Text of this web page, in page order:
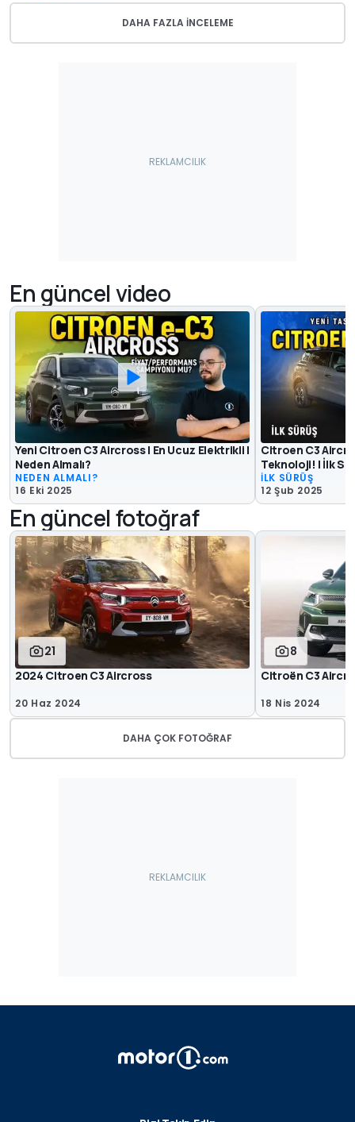
DAHA FAZLA INCELEME
En güncel video
Yeni Citroen C3 Aircross | En Ucuz Elektrikli |
Neden Almalı?
NEDEN ALMALI?
16 Eki 2025
Citroen C3
Teknoloji! | İlk
İLK SÜRÜŞ
12 Şub 2025
En güncel fotoğraf
21
2024 Citroen C3 Aircross
20 Haz 2024
8
Citroën C3
18 Nis 2024
DAHA ÇOK FOTOĞRAF